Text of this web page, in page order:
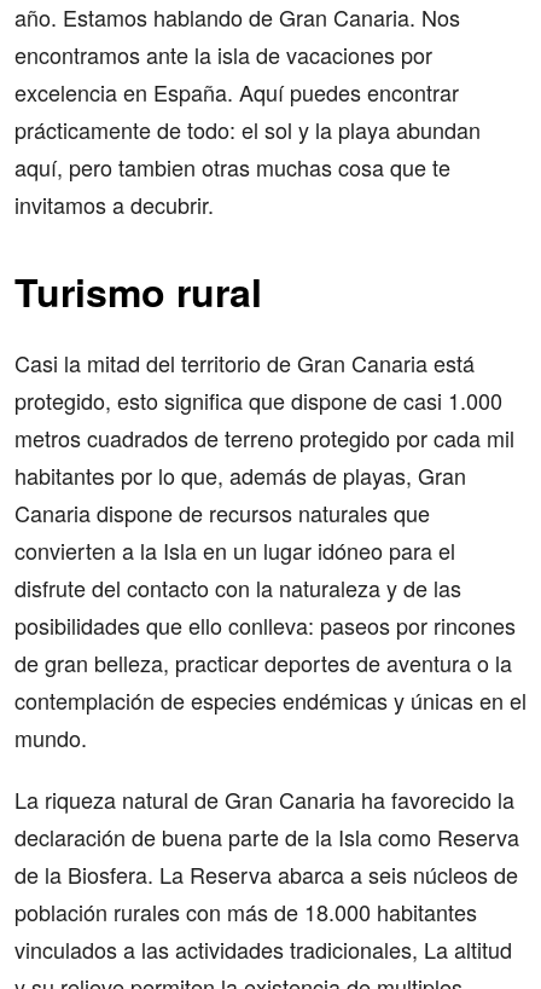
año. Estamos hablando de Gran Canaria. Nos
encontramos ante la isla de vacaciones por
excelencia en España. Aquí puedes encontrar
prácticamente de todo: el sol y la playa abundan
aquí, pero tambien otras muchas cosa que te
invitamos a decubrir.
Turismo rural
Casi la mitad del territorio de Gran Canaria está
protegido, esto significa que dispone de casi 1.000
metros cuadrados de terreno protegido por cada mil
habitantes por lo que, además de playas, Gran
Canaria dispone de recursos naturales que
convierten a la Isla en un lugar idóneo para el
disfrute del contacto con la naturaleza y de las
posibilidades que ello conlleva: paseos por rincones
de gran belleza, practicar deportes de aventura o la
contemplación de especies endémicas y únicas en el
mundo.
La riqueza natural de Gran Canaria ha favorecido la
declaración de buena parte de la Isla como Reserva
de la Biosfera. La Reserva abarca a seis núcleos de
población rurales con más de 18.000 habitantes
vinculados a las actividades tradicionales, La altitud